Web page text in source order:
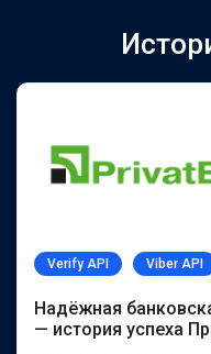
Verify API Viber API
Надёжная
— история успеха